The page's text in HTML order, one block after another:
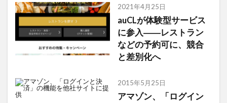
2021年4月25日
auCLが体験型サービス
に参入――レストラン
などの予約可に、競合
と差別化へ
2015年5月25日
アマゾン、「ログイン